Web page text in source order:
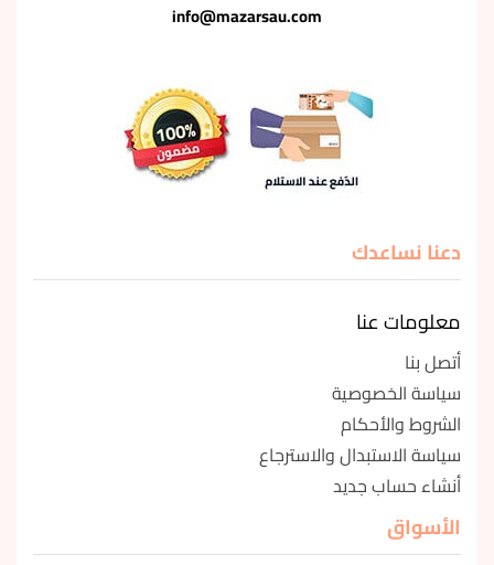
info@mazarsau.com
دعنا نساعدك
معلومات عنا
أتصل بنا
سياسة الخصوصية
الشروط والأحكام
سياسة الاستبدال والاسترجاع
أنشاء حساب جديد
الأسواق